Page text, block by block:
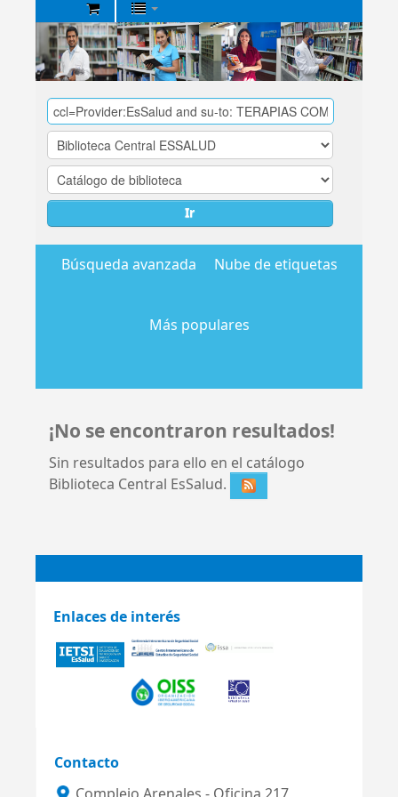
Biblioteca
Central
EsSalud
Ir
Búsqueda avanzada Nube de etiquetas
Más populares
¡No se encontraron resultados!
Sin resultados para ello en el catálogo
Biblioteca Central EsSalud.
Enlaces de interés
Contacto